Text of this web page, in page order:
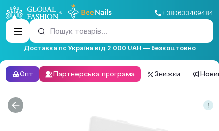
+380633409484
Пошук товарів...
Доставка по Україна від 2 000 UAH — безкоштовно
Опт Партнерська програма Знижки